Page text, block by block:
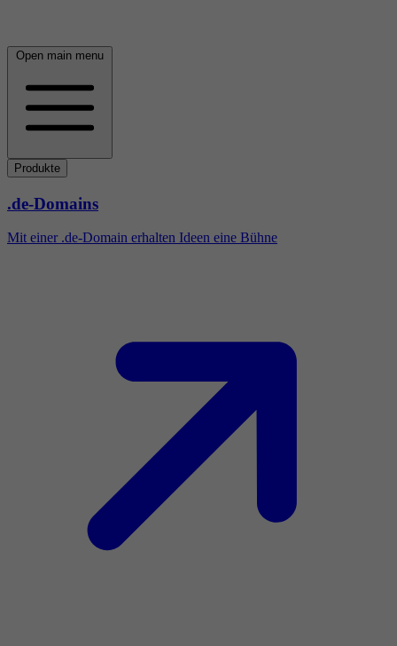
Open main menu
Produkte
.de-Domains
Mit einer .de-Domain erhalten Ideen eine Bühne